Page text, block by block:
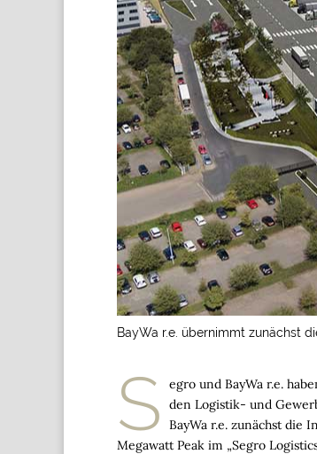
BayWa r.e. übernimmt zunächst
S
egro und BayWa r.e.
den Logistik- und
BayWa r.e. zunächst die
Megawatt Peak im „Segro